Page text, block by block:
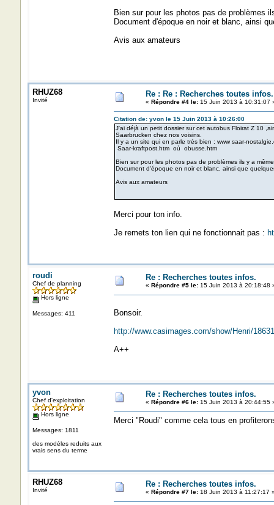
Bien sur pour les photos pas de problèmes
Document d'époque en noir et blanc, ainsi
Avis aux amateurs
RHUZ68
Invité
Re : Re : Recherches toutes infos.
« Répondre #4 le:15 Juin 2013 à 10:31:07
Citation de: yvon le 15 Juin 2013 à 10:26:00
J'ai déjà un petit dossier sur cet autobus Floirat Z 10
Saarbrucken chez nos voisins.
Il y a un site qui en parle très bien : www saar-
Saar-kraftpost.htm où obusse.htm
Bien sur pour les photos pas de problèmes ils y a
Document d'époque en noir et blanc, ainsi que
Avis aux amateurs
Merci pour ton info.
Je remets ton lien qui ne fonctionnait pas :
roudi
Chef de planning
Hors ligne
Messages: 411
Re : Recherches toutes infos.
« Répondre #5 le:15 Juin 2013 à 20:18:48
Bonsoir.
http://www.casimages.com/show/Henri/
A++
yvon
Chef d'exploitation
Hors ligne
Messages: 1811
des modèles reduits aux
vrais sens du terme
Re : Recherches toutes infos.
« Répondre #6 le:15 Juin 2013 à 20:44:55
Merci "Roudi" comme cela tous en
RHUZ68
Invité
Re : Recherches toutes infos.
« Répondre #7 le:18 Juin 2013 à 11:27:17